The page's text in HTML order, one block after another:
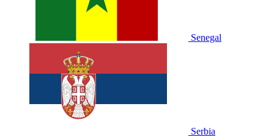
Senegal
Serbia